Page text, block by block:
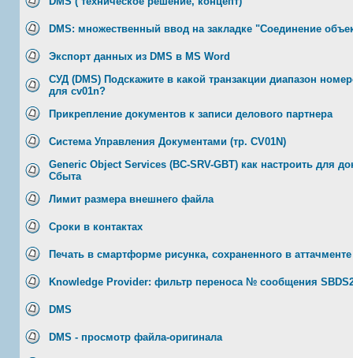
DMS: множественный ввод на закладке "Соединение
Экспорт данных из DMS в MS Word
СУД (DMS) Подскажите в какой транзакции диапазон
для cv01n?
Прикрепление документов к записи делового партнера
Система Управления Документами (тр. CV01N)
Generic Object Services (BC-SRV-GBT) как настроить для
Сбыта
Лимит размера внешнего файла
Сроки в контактах
Печать в смартформе рисунка, сохраненного в аттачменте
Knowledge Provider: фильтр переноса № сообщения
DMS
DMS - просмотр файла-оригинала